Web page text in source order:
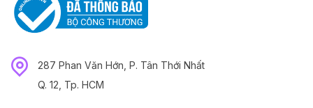
287 Phan Văn Hớn, P. Tân Thới Nhất
Q. 12, Tp. HCM